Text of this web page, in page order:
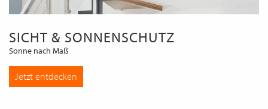
SICHT & SONNENSCHUTZ
Sonne nach Maß
Jetzt entdecken